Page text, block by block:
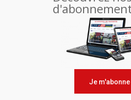
Je m'abonne